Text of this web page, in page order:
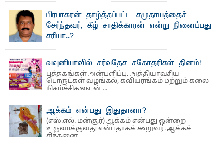
பாண்டிருப்பு ...பிரபாகரன் தாழ்த்தப்பட்ட சமுதாயத்தைச்
சேர்ந்தவர், கீழ் சாதிக்காரன் என்று நினைப்பது
சரியா..?
வவுனியாவில் சர்வதேச சகோதரிகள் தினம்!
புத்தகங்கள் அன்பளிப்பு, அத்தியாவசிய
பொருட்கள் வழங்கல், கவியரங்கம் மற்றும் கலை
நிகழ்ச்சிகளுடன் ...
ஆக்கம் என்பது இதுதானா?
(எஸ்.எல். மன்சூர்) ஆக்கம் என்பது ஒன்றை
உருவாக்குவது என்பதாகக் கூறுவர். ஆக்கச்
சிந்தனை ...